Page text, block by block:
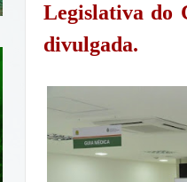
Legislativa do
divulgada.